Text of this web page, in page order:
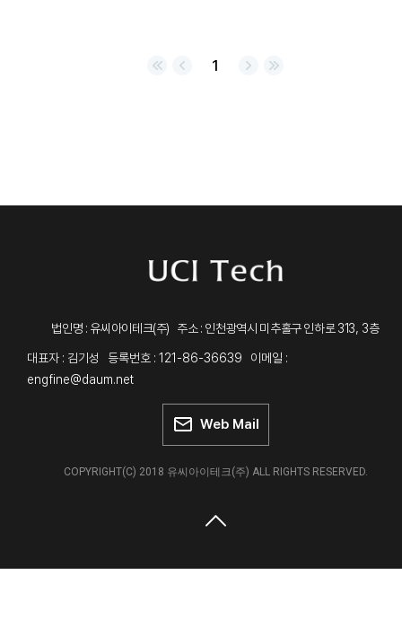
1
법인명 : 유씨아이테크(주) 주소 : 인천광역시 미추홀구 인하로 313, 3층
대표자 : 김기성 등록번호 : 121-86-36639 이메일 :
engfine@daum.net
Web Mail
COPYRIGHT(C) 2018 유씨아이테크(주) ALL RIGHTS RESERVED.